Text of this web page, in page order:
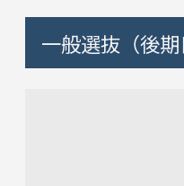
一般選抜（後